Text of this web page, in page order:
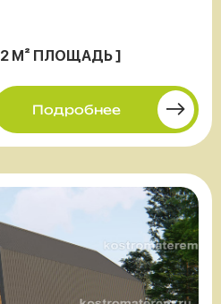
М² ПЛОЩАДЬ ]
Подробнее